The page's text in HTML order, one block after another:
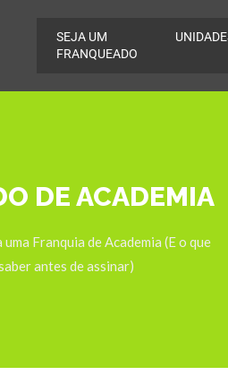
SEJA UM
FRANQUEADO
DE ACADEMIA
Franquia de Academia (E o que
antes de assinar)